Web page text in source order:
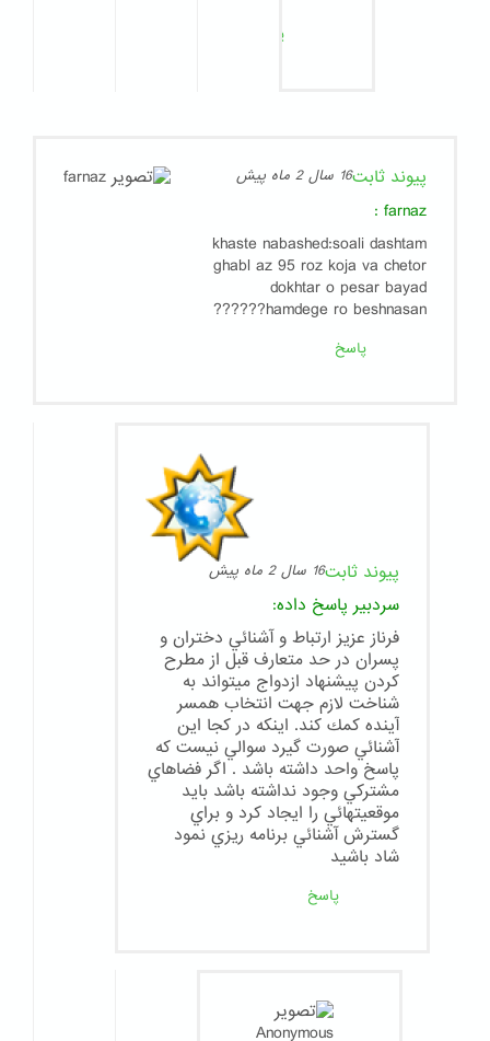
پاسخ
پیوند ثابت16 سال 2 ماه پیش
farnaz
:
khaste nabashed:soali dashtam
ghabl az 95 roz koja va chetor
dokhtar o pesar bayad
hamdege ro beshnasan??????
پاسخ
پیوند ثابت16 سال 2 ماه پیش
سردبیر پاسخ داده:
فرناز عزيز ارتباط و آشنائي دختران و
پسران در حد متعارف قبل از مطرح
كردن پيشنهاد ازدواج ميتواند به
شناخت لازم جهت انتخاب همسر
آينده كمك كند. اينكه در كجا اين
آشنائي صورت گيرد سوالي نيست كه
پاسخ واحد داشته باشد . اگر فضاهاي
مشتركي وجود نداشته باشد بايد
موقعيتهائي را ايجاد كرد و براي
گسترش آشنائي برنامه ريزي نمود
شاد باشيد
پاسخ